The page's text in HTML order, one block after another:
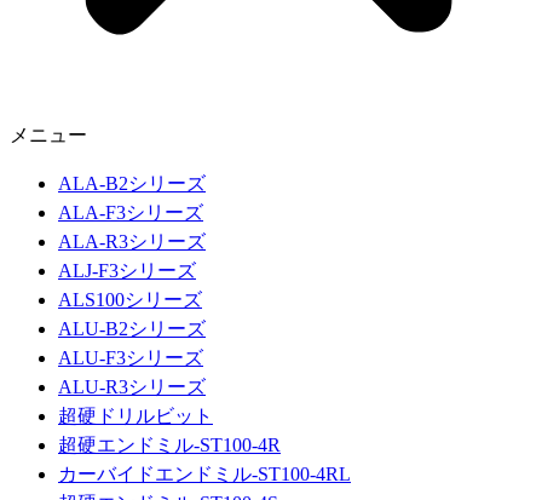
メニュー
ALA-B2シリーズ
ALA-F3シリーズ
ALA-R3シリーズ
ALJ-F3シリーズ
ALS100シリーズ
ALU-B2シリーズ
ALU-F3シリーズ
ALU-R3シリーズ
超硬ドリルビット
超硬エンドミル-ST100-4R
カーバイドエンドミル-ST100-4RL